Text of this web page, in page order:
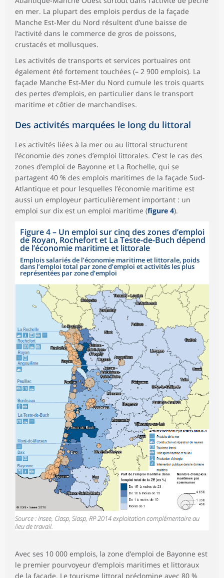
en mer. La plupart des emplois perdus de la façade
Manche Est-Mer du Nord résultent d’une baisse de
l’activité dans le commerce de gros de poissons,
crustacés et mollusques.
Les activités de transports et services portuaires ont
également été fortement touchées (– 2 900 emplois). La
façade Manche Est-Mer du Nord cumule les trois quarts
des pertes d’emplois, en particulier dans le transport
maritime et côtier de marchandises.
Des activités marquées le long du littoral
Les activités liées à la mer ou au littoral structurent
l’économie des zones d’emploi littorales. C’est le cas des
zones d’emploi de Bayonne et La Rochelle, qui se
partagent 40 % des emplois maritimes de la façade Sud-
Atlantique et pour lesquelles l’économie maritime est
aussi un employeur particulièrement important : un
emploi sur dix est un emploi maritime (figure 4).
Figure 4– Un emploi sur cinq des zones d’emploi
de Royan, Rochefort et La Teste-de-Buch dépend
de l’économie maritime et littorale
Emplois salariés de l’économie maritime et littorale, poids
dans l’emploi total par zone d’emploi et activités les plus
représentées par zone d’emploi
Source : Insee, Clasp, Siasp, RP 2014 exploitation complémentaire au
lieu de travail.
Avec ses 10 000 emplois, la zone d’emploi de Bayonne est
le premier pourvoyeur d’emplois maritimes et littoraux
de la façade. Le tourisme littoral prédomine avec 80 %